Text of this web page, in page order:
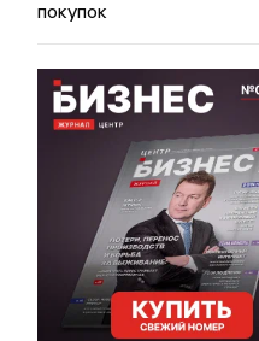
покупок